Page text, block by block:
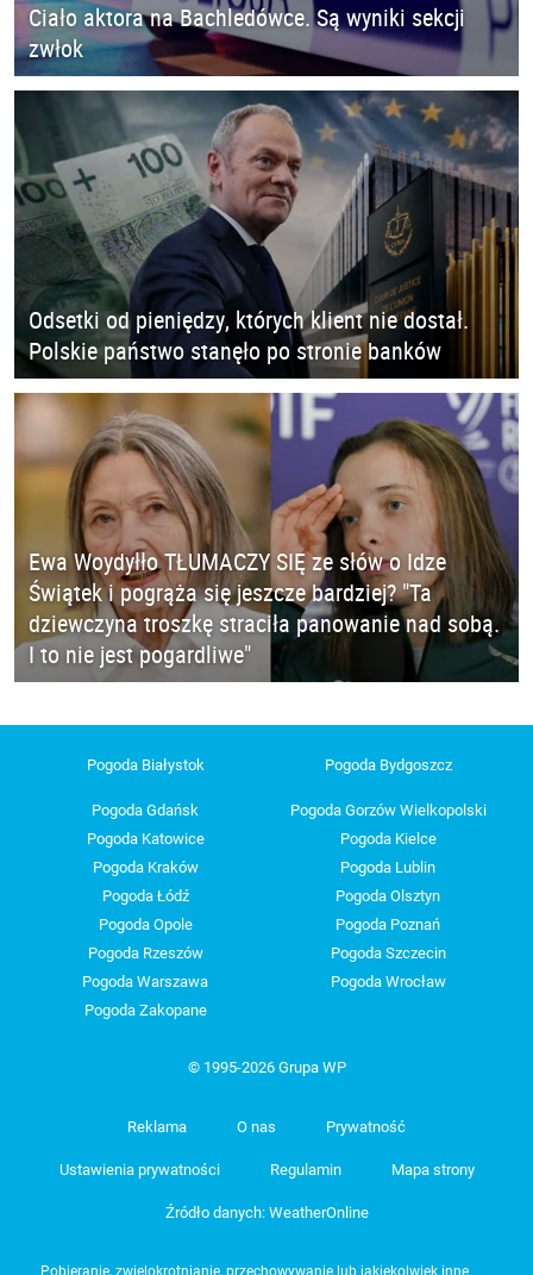
Ciało aktora na Bachledówce. Są wyniki sekcji
zwłok
Odsetki od pieniędzy, których klient nie dostał.
Polskie państwo stanęło po stronie banków
Ewa Woydyłło TŁUMACZY SIĘ ze słów o Idze
Świątek i pogrąża się jeszcze bardziej? "Ta
dziewczyna troszkę straciła panowanie nad sobą.
I to nie jest pogardliwe"
Pogoda Białystok Pogoda Bydgoszcz
Pogoda Gdańsk
Pogoda Gorzów Wielkopolski
Pogoda Katowice
Pogoda Kielce
Pogoda Kraków
Pogoda Lublin
Pogoda Łódź
Pogoda Olsztyn
Pogoda Opole
Pogoda Poznań
Pogoda Rzeszów
Pogoda Szczecin
Pogoda Warszawa
Pogoda Wrocław
Pogoda Zakopane
© 1995-2026 Grupa WP
Reklama O nas Prywatność
Ustawienia prywatności Regulamin Mapa strony
Źródło danych: WeatherOnline
Pobieranie, zwielokrotnianie, przechowywanie lub jakiekolwiek inne